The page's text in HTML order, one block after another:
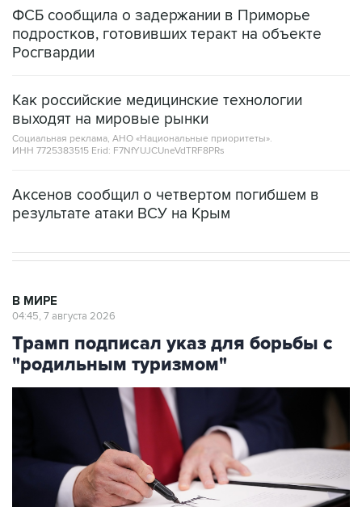
ФСБ сообщила о задержании в Приморье
подростков, готовивших теракт на объекте
Росгвардии
Как российские медицинские технологии
выходят на мировые рынки
Социальная реклама, АНО «Национальные приоритеты».
ИНН 7725383515 Erid: F7NfYUJCUneVdTRF8PRs
Аксенов сообщил о четвертом погибшем в
результате атаки ВСУ на Крым
В МИРЕ
04:45, 7 августа 2026
Трамп подписал указ для борьбы с
"родильным туризмом"